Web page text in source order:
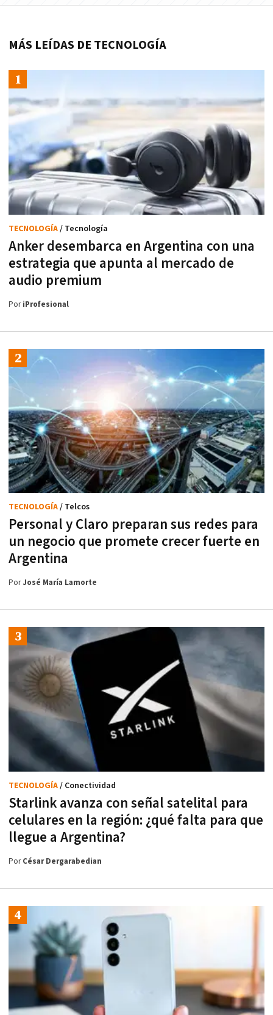
MÁS LEÍDAS DE TECNOLOGÍA
Anker desembarca en Argentina con una
estrategia que apunta al mercado de
audio premium
TECNOLOGÍA/ Tecnología
PoriProfesional
Personal y Claro preparan sus redes para
un negocio que promete crecer fuerte en
Argentina
TECNOLOGÍA/ Telcos
PorJosé María Lamorte
Starlink avanza con señal satelital para
celulares en la región: ¿qué falta para que
llegue a Argentina?
TECNOLOGÍA/ Conectividad
PorCésar Dergarabedian